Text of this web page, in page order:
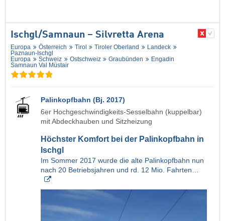
Ischgl/​Samnaun – Silvretta Arena
Europa Österreich Tirol Tiroler Oberland
Landeck
Paznaun-Ischgl
Europa
Schweiz Ostschweiz Graubünden
Engadin
Samnaun Val Müstair
Palinkopfbahn (Bj. 2017)
6er Hochgeschwindigkeits-Sesselbahn (kuppelbar)
mit Abdeckhauben und Sitzheizung
Höchster Komfort bei der Palinkopfbahn in
Ischgl
Im Sommer 2017 wurde die alte Palinkopfbahn nun
nach 20 Betriebsjahren und rd. 12 Mio. Fahrten…